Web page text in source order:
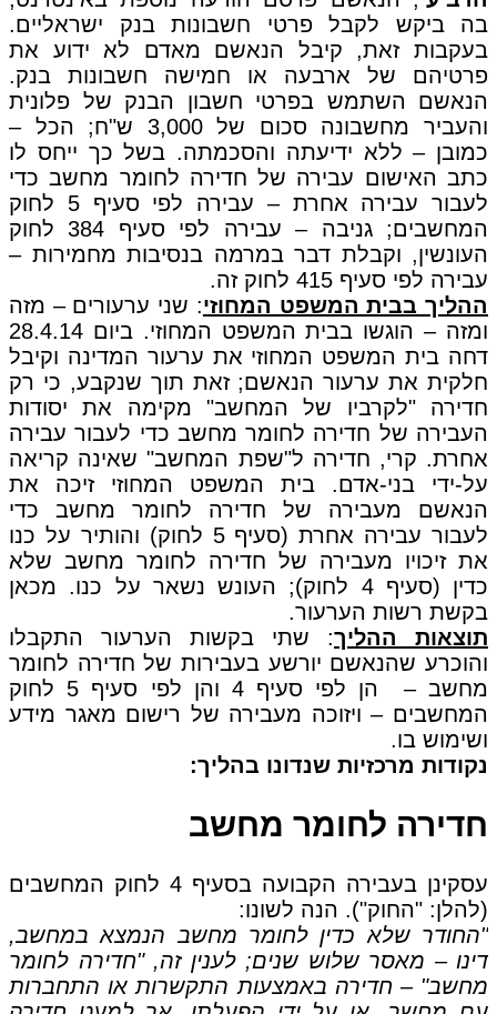
בה ביקש לקבל פרטי חשבונות בנק ישראליים.
בעקבות זאת, קיבל הנאשם מאדם לא ידוע את
פרטיהם של ארבעה או חמישה חשבונות בנק.
הנאשם השתמש בפרטי חשבון הבנק של פלונית
והעביר מחשבונה סכום של 3,000 ש"ח; הכל –
כמובן – ללא ידיעתה והסכמתה. בשל כך ייחס לו
כתב האישום עבירה של חדירה לחומר מחשב כדי
לעבור עבירה אחרת – עבירה לפי סעיף 5 לחוק
המחשבים; גניבה – עבירה לפי סעיף 384 לחוק
העונשין, וקבלת דבר במרמה בנסיבות מחמירות –
עבירה לפי סעיף 415 לחוק זה.
ההליך בבית המשפט המחוזי: שני ערעורים – מזה
ומזה – הוגשו בבית המשפט המחוזי. ביום 28.4.14
דחה בית המשפט המחוזי את ערעור המדינה וקיבל
חלקית את ערעור הנאשם; זאת תוך שנקבע, כי רק
חדירה "לקרביו של המחשב" מקימה את יסודות
העבירה של חדירה לחומר מחשב כדי לעבור עבירה
אחרת. קרי, חדירה ל"שפת המחשב" שאינה קריאה
על-ידי בני-אדם. בית המשפט המחוזי זיכה את
הנאשם מעבירה של חדירה לחומר מחשב כדי
לעבור עבירה אחרת (סעיף 5 לחוק) והותיר על כנו
את זיכויו מעבירה של חדירה לחומר מחשב שלא
כדין (סעיף 4 לחוק); העונש נשאר על כנו. מכאן
בקשת רשות הערעור.
תוצאות ההליך: שתי בקשות הערעור התקבלו
והוכרע שהנאשם יורשע בעבירות של חדירה לחומר
מחשב – הן לפי סעיף 4 והן לפי סעיף 5 לחוק
המחשבים – ויזוכה מעבירה של רישום מאגר מידע
ושימוש בו.
נקודות מרכזיות שנדונו בהליך:
חדירה לחומר מחשב
עסקינן בעבירה הקבועה בסעיף 4 לחוק המחשבים
(להלן: "החוק"). הנה לשונו:
"החודר שלא כדין לחומר מחשב הנמצא במחשב,
דינו – מאסר שלוש שנים; לענין זה, "חדירה לחומר
מחשב" – חדירה באמצעות התקשרות או התחברות